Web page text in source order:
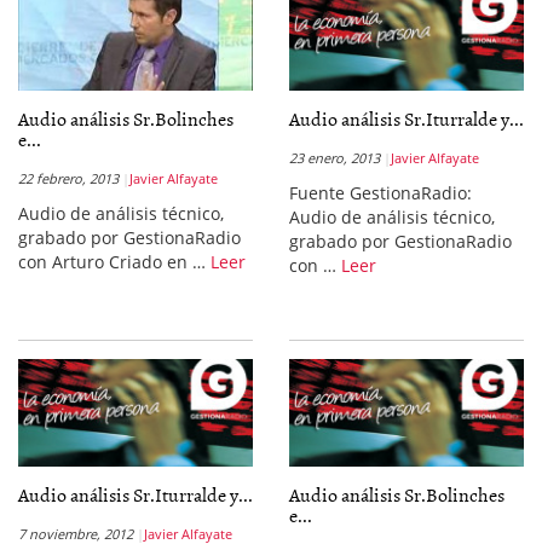
Audio análisis Sr.Bolinches
e...
22 febrero, 2013 Javier Alfayate
Audio de análisis técnico,
grabado por GestionaRadio
con Arturo Criado en … Leer
Audio análisis Sr.Iturralde y...
23 enero, 2013 Javier Alfayate
Fuente GestionaRadio:
Audio de análisis técnico,
grabado por GestionaRadio
con … Leer
Audio análisis Sr.Iturralde y...
7 noviembre, 2012 Javier Alfayate
Audio análisis Sr.Bolinches
e...